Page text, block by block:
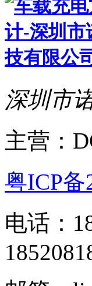
深圳市
主营：
粤ICP备
电话：